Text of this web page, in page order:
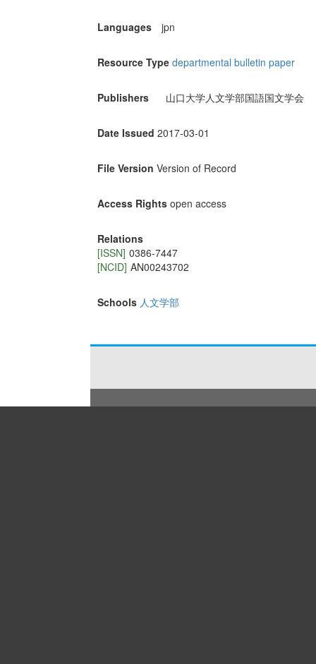
Languages jpn
Resource Type departmental bulletin paper
Publishers 山口大学人文学部国語国文学会
Date Issued 2017-03-01
File Version Version of Record
Access Rights open access
Relations
[ISSN] 0386-7447
[NCID] AN00243702
Schools 人文学部